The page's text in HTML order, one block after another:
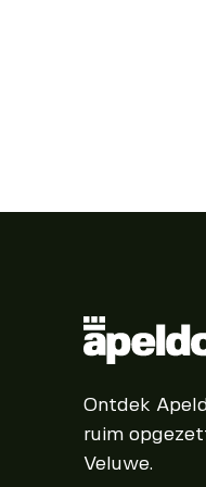
Ontdek
ruim
Veluwe.